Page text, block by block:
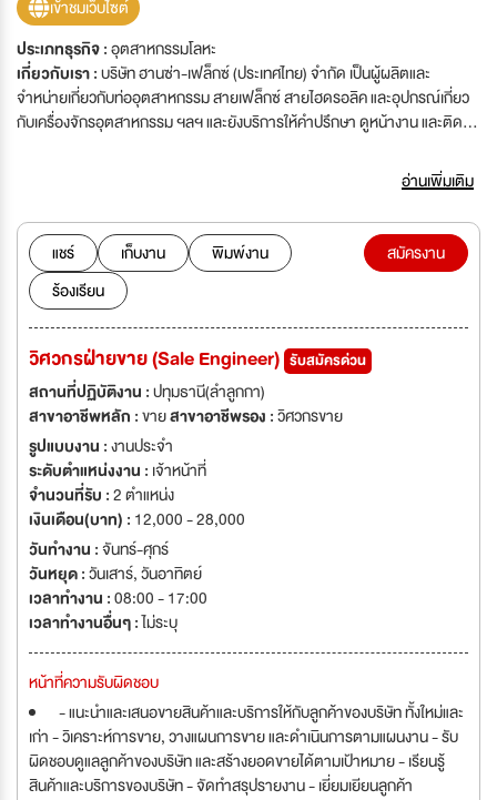
เข้าชมเว็บไซต์
ประเภทธุรกิจ :อุตสาหกรรมโลหะ
เกี่ยวกับเรา :บริษัท ฮานซ่า-เฟล็กซ์ (ประเทศไทย) จำกัด เป็นผู้ผลิตและ
จำหน่ายเกี่ยวกับท่ออุตสาหกรรม สายเฟล็กซ์ สายไฮดรอลิค และอุปกรณ์เกี่ยว
กับเครื่องจักรอุตสาหกรรม ฯลฯ และยังบริการให้คำปรึกษา ดูหน้างาน และติดตั้ง
ซ่า-เฟล็กซ์ (ประเทศไทย) จำกัด เป็นผู้ผลิตและจำหน่ายเกี่ยวกับท่ออุตสาหกรรม
สายเฟล็กซ์ สายไฮดรอลิค และอุปกรณ์เกี่ยวกับเครื่องจักรอุตสาหกรรม ฯลฯ
และยังบริการให้คำปรึกษา ดูหน้างาน และติดตั้งสินค้า โดยเราเป็นสาขาของ
Hansa-Flex GmbH ประเทศเยอรมันนี
อ่านเพิ่มเติม
แชร์ เก็บงาน
พิมพ์งาน
ร้องเรียน
สมัครงาน
วิศวกรฝ่ายขาย (Sale Engineer) รับสมัครด่วน
สถานที่ปฏิบัติงาน :ปทุมธานี(ลำลูกกา)
สาขาอาชีพหลัก :ขายสาขาอาชีพรอง :วิศวกรขาย
รูปแบบงาน :งานประจำ
ระดับตำแหน่งงาน : เจ้าหน้าที่
จำนวนที่รับ :2 ตำแหน่ง
เงินเดือน(บาท) : 12,000 - 28,000
วันทำงาน :จันทร์-ศุกร์
วันหยุด :วันเสาร์,วันอาทิตย์
เวลาทำงาน :08:00 - 17:00
เวลาทำงานอื่นๆ :ไม่ระบุ
หน้าที่ความรับผิดชอบ
- แนะนำและเสนอขายสินค้าและบริการให้กับลูกค้าของบริษัท ทั้งใหม่และ
เก่า - วิเคราะห์การขาย, วางแผนการขาย และดำเนินการตามแผนงาน - รับ
ผิดชอบดูแลลูกค้าของบริษัท และสร้างยอดขายได้ตามเป้าหมาย - เรียนรู้
สินค้าและบริการของบริษัท - จัดทำสรุปรายงาน - เยี่ยมเยียนลูกค้า